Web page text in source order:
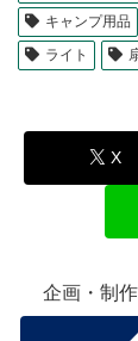
キャンプ用品
ライト
X
企画・制